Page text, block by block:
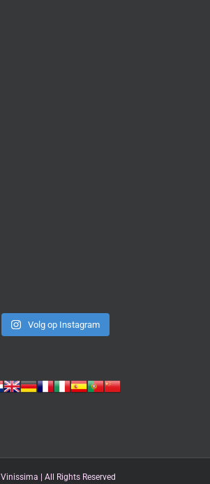
Volg op Instagram
Vinissima | All Rights Reserved